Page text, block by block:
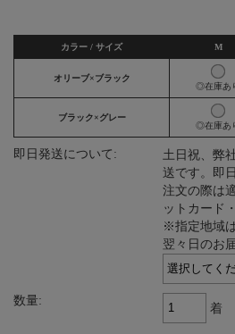
カラー / サイズ M
オリーブ×ブラック
◎在庫あ
ブラック×グレー
◎在庫あ
即日発送について:
土日祝、弊
送です。即
注文の際は
ットカード
※指定地域
翌々日のお
数量:
着